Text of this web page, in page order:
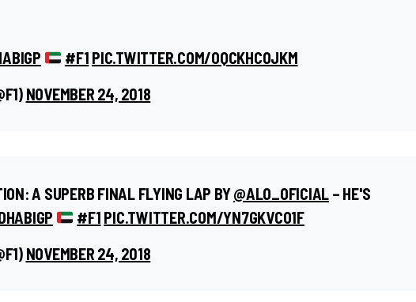
#F1 PIC.TWITTER.COM/OQCKHCOJKM
NOVEMBER 24, 2018
A SUPERB FINAL FLYING LAP BY@ALO_OFICIAL – HE'S
#F1 PIC.TWITTER.COM/YN7GKVCO1F
NOVEMBER 24, 2018